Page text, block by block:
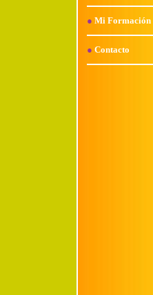
● Mi Formación
● Contacto